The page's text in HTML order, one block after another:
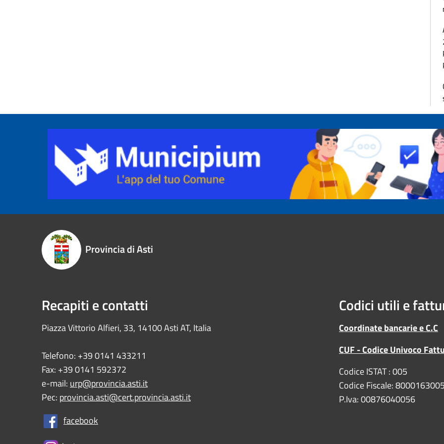
Provincia di Asti
Recapiti e contatti
Piazza Vittorio Alfieri, 33, 14100 Asti AT, Italia
Telefono: +39 0141 433211
Fax: +39 0141 592372
e-mail:urp@provincia.asti.it
Pec: provincia.asti@cert.provincia.asti.it
facebook
Codici utili e
Coordinate bancarie e C.C
CUF - Codice Univoco
Codice ISTAT : 005
Codice Fiscale:
P.Iva: 00876040056